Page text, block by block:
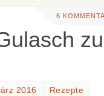
6
zu
2016 Rezepte